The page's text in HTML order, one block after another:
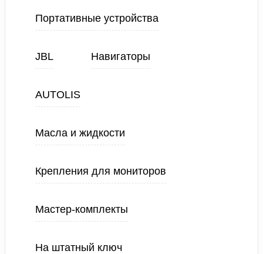
Портативные устройства
JBL Навигаторы
AUTOLIS
Масла и жидкости
Крепления для мониторов
Мастер-комплекты
На штатный ключ